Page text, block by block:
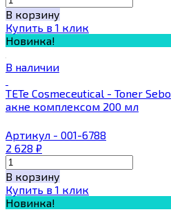
В корзину
Купить в 1 клик
Новинка!
В наличии
TETe Cosmeceutical - Toner
акне комплексом 200 мл
Артикул - 001-6788
2 628 ₽
В корзину
Купить в 1 клик
Новинка!